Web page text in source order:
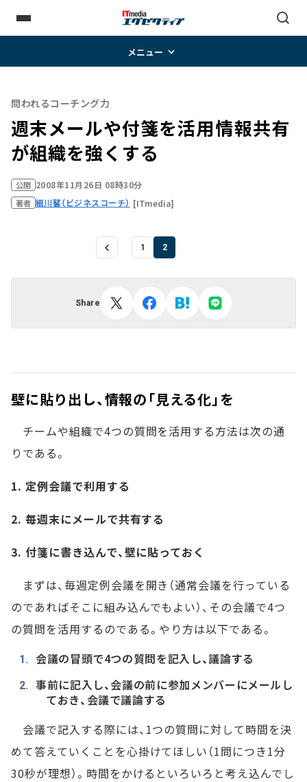
メニュー
問われるコーチング力
週末メールや付箋を活用――情報共有
が組織を強くする
公開 2008年11月26日 08時30分
著者 細川馨（ビジネスコーチ） [ITmedia]
1 2
Share
壁に貼り出し、情報の「見える化」を
チームや組織で4つの質問を活用する方法は次の通
りである。
1. 定例会議で利用する
2. 毎週末にメールで共有する
3. 付箋に書き込んで、壁に貼っておく
まずは、毎週定例会議を開き（通常会議を行っている
のであればそこに組み込んでもよい）、その会議で4つ
の質問を活用するのである。やり方は以下である。
会議の冒頭で4つの質問を記入し、議論する
事前に記入し、会議の前に参加メンバーにメールし
ておき、会議で議論する
会議で記入する際には、1つの質問に対して時間を決
めて答えていくことを心掛けてほしい（1問につき1分
30秒が理想）。時間をかけるといろいろと考え込んでし